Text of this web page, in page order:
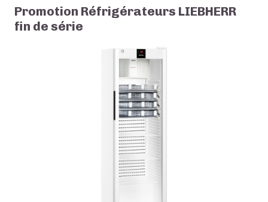
Promotion Réfrigérateurs LIEBHERR
fin de série